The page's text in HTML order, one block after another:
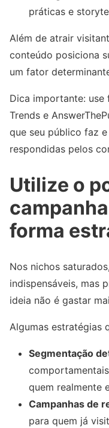
práticas e
Além de atrair
conteúdo posiciona
um fator
Dica importante: use
Trends e
que seu público faz
respondidas pelos
Utilize o
forma
Nos nichos
indispensáveis, mas
ideia não é gastar
Algumas estratégias
Segmentação
quem realmente
Campanhas de
para quem já